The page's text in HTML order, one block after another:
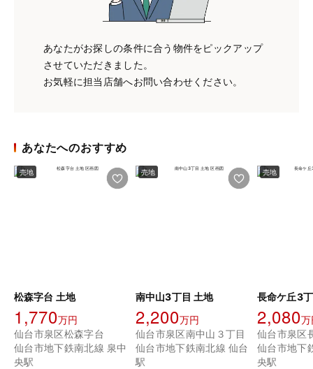
あなたがお探しの条件に合う物件をピックアップ
させていただきました。
お気軽に担当店舗へお問い合わせください。
あなたへのおすすめ
売地
松森字台 土地
1,770万円
仙台市泉区松森字台
仙台市地下鉄南北線 泉中
央駅
売地
南中山3丁目 土地
2,200万円
仙台市泉区南中山３丁目
仙台市地下鉄南北線 仙台
駅
売地
長命ケ丘3
2,080万
仙台市地下
央駅